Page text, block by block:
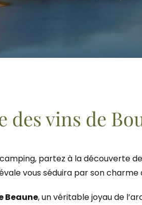
des vins de
partez à la découverte
vous séduira par son
Beaune, un véritable joyau de